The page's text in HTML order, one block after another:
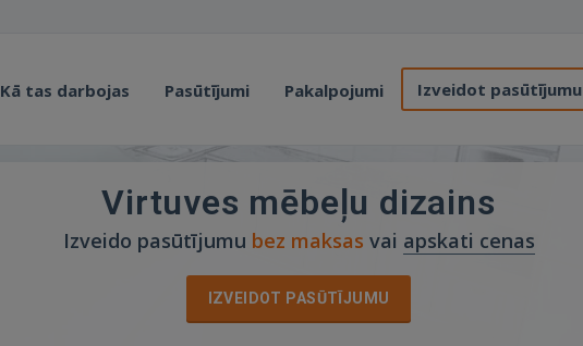
Kā tas darbojas Pasūtījumi Pakalpojumi Izveidot pasūtījumu
Virtuves mēbeļu dizains
Izveido pasūtījumu bez maksas vai apskati cenas
IZVEIDOT PASŪTĪJUMU